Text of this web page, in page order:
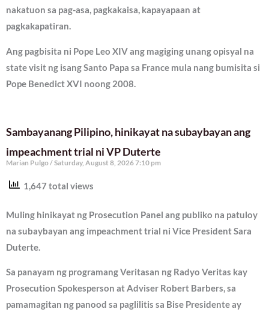
nakatuon sa pag-asa, pagkakaisa, kapayapaan at
pagkakapatiran.
Ang pagbisita ni Pope Leo XIV ang magiging unang opisyal na
state visit ng isang Santo Papa sa France mula nang bumisita si
Pope Benedict XVI noong 2008.
Sambayanang Pilipino, hinikayat na subaybayan ang
impeachment trial ni VP Duterte
Marian Pulgo Saturday, August 8, 2026 7:10 pm
1,647 total views
Muling hinikayat ng Prosecution Panel ang publiko na patuloy
na subaybayan ang impeachment trial ni Vice President Sara
Duterte.
Sa panayam ng programang Veritasan ng Radyo Veritas kay
Prosecution Spokesperson at Adviser Robert Barbers, sa
pamamagitan ng panood sa paglilitis sa Bise Presidente ay